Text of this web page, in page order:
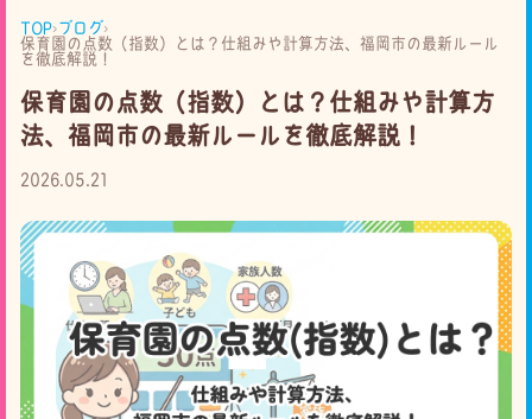
TOP›ブログ ›
保育園の点数（指数）とは？仕組みや計算方法、福岡市の最新ルール
を徹底解説！
保育園の点数（指数）とは？仕組みや計算方
法、福岡市の最新ルールを徹底解説！
2026.05.21